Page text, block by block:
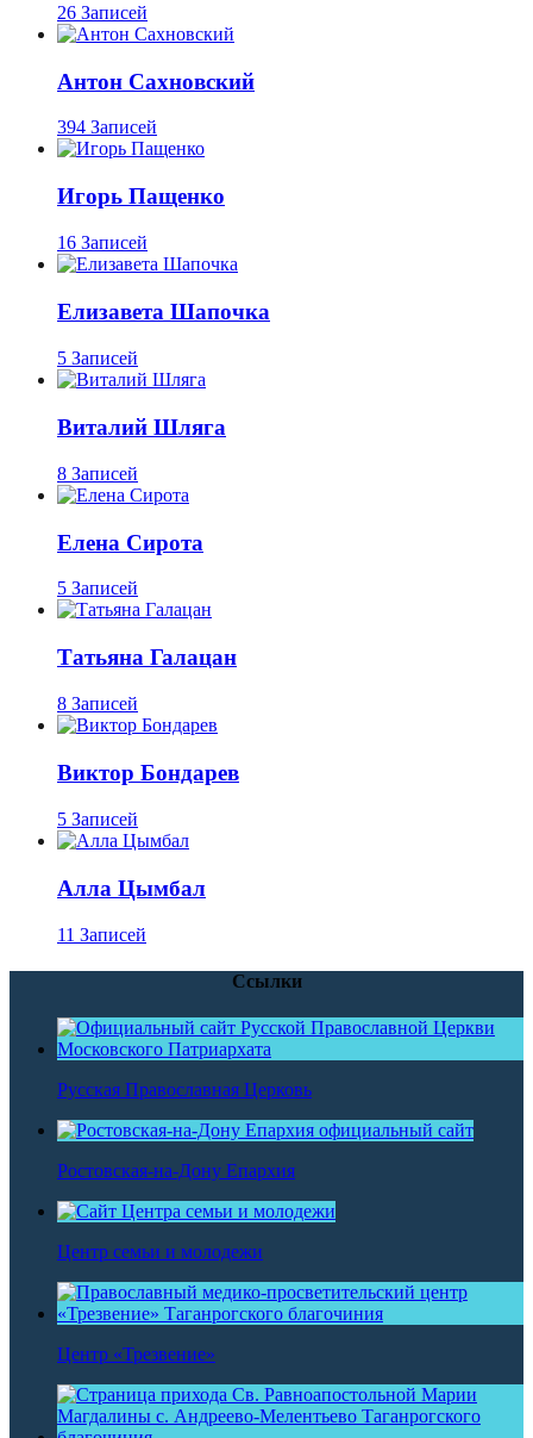
26 Записей
Антон Сахновский
394 Записей
Игорь Пащенко
16 Записей
Елизавета Шапочка
5 Записей
Виталий Шляга
8 Записей
Елена Сирота
5 Записей
Татьяна Галацан
8 Записей
Виктор Бондарев
5 Записей
Алла Цымбал
11 Записей
Ссылки
Русская Православная Церковь
Ростовская-на-Дону Епархия
Центр семьи и молодежи
Центр «Трезвение»